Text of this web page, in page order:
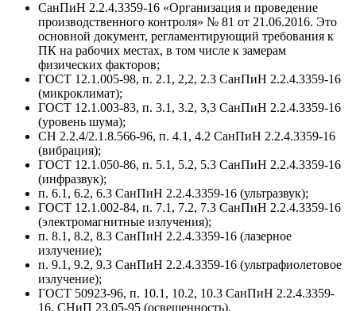
СанПиН 2.2.4.3359-16 «Организация и проведение
производственного контроля» № 81 от 21.06.2016. Это
основной документ, регламентирующий требования к
ПК на рабочих местах, в том числе к замерам
физических факторов;
ГОСТ 12.1.005-98, п. 2.1, 2,2, 2.3 СанПиН 2.2.4.3359-16
(микроклимат);
ГОСТ 12.1.003-83, п. 3.1, 3.2, 3,3 СанПиН 2.2.4.3359-16
(уровень шума);
СН 2.2.4/2.1.8.566-96, п. 4.1, 4.2 СанПиН 2.2.4.3359-16
(вибрация);
ГОСТ 12.1.050-86, п. 5.1, 5.2, 5.3 СанПиН 2.2.4.3359-16
(инфразвук);
п. 6.1, 6.2, 6.3 СанПиН 2.2.4.3359-16 (ультразвук);
ГОСТ 12.1.002-84, п. 7.1, 7.2, 7.3 СанПиН 2.2.4.3359-16
(электромагнитные излучения);
п. 8.1, 8.2, 8.3 СанПиН 2.2.4.3359-16 (лазерное
излучение);
п. 9.1, 9.2, 9.3 СанПиН 2.2.4.3359-16 (ультрафиолетовое
излучение);
ГОСТ 50923-96, п. 10.1, 10.2, 10.3 СанПиН 2.2.4.3359-
16, СНиП 23.05-95 (освещенность).